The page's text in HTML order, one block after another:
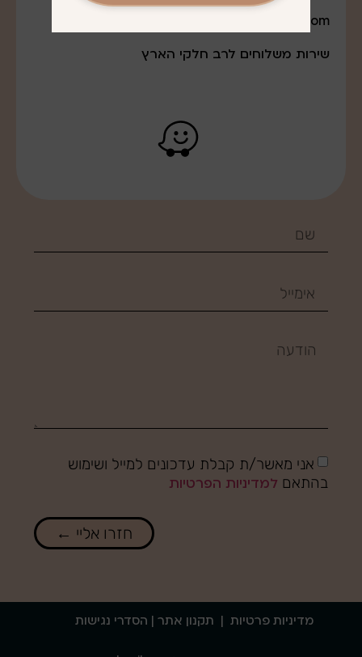
q0527643888@gmail.com
שירות משלוחים לרב חלקי הארץ
אני מאשר/ת קבלת עדכונים למייל ושימוש
בהתאם למדיניות הפרטיות
חזרו אליי ←
מדיניות פרטיות | תקנון אתר | הסדרי נגישות